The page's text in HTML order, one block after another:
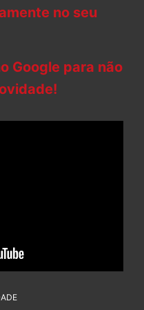
no seu
Google para não